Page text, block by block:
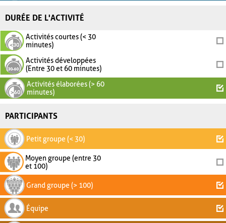
DURÉE DE L'ACTIVITÉ
Activités courtes (< 30
minutes)
Activités développées
(Entre 30 et 60 minutes)
Activités élaborées (> 60
minutes)
PARTICIPANTS
Petit groupe (< 30)
Moyen groupe (entre 30
et 100)
Grand groupe (> 100)
Équipe